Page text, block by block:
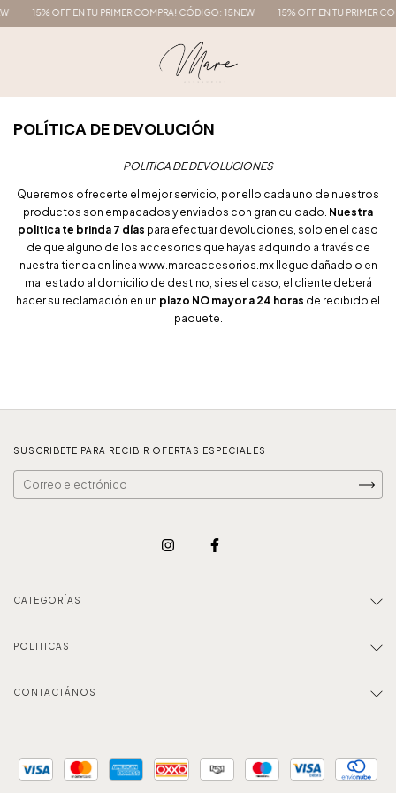
15% OFF EN TU PRIMER COMPRA! CÓDIGO: 15NEW 15% OFF EN TU PRIMER
POLÍTICA DE DEVOLUCIÓN
POLITICA DE DEVOLUCIONES
Queremos ofrecerte el mejor servicio, por ello cada uno de nuestros
productos son empacados y enviados con gran cuidado. Nuestra
politica te brinda 7 días para efectuar devoluciones, solo en el caso
de que alguno de los accesorios que hayas adquirido a través de
nuestra tienda en linea www.mareaccesorios.mx llegue dañado o en
mal estado al domicilio de destino; si es el caso, el cliente deberá
hacer su reclamación en un plazo NO mayor a 24 horas de recibido el
paquete.
SUSCRIBETE PARA RECIBIR OFERTAS ESPECIALES
CATEGORÍAS
POLITICAS
CONTACTÁNOS